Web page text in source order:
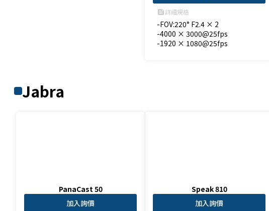
feed詳細規格
-FOV:220° F2.4 × 2
-4000 × 3000@25fps
-1920 × 1080@25fps
Jabra
PanaCast 50
加入詢價
Speak 810
加入詢價